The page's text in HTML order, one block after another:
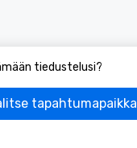
tiedustelusi?
tapahtumapaikka